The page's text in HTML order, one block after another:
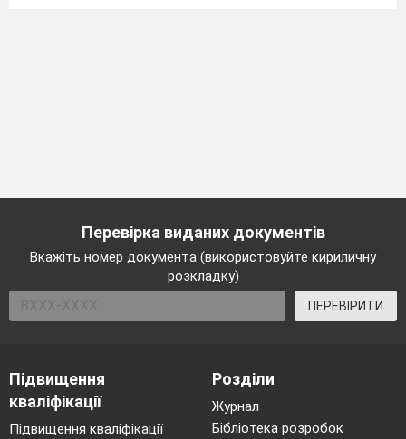
Перевірка виданих документів
Вкажіть номер документа (використовуйте кириличну
розкладку)
ПЕРЕВІРИТИ
Підвищення
кваліфікації
Підвищення кваліфікації
Розділи
Журнал
Бібліотека розробок